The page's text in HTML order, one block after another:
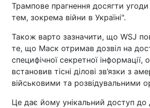
Трампове прагнення досягти
тем, зокрема війни в Україні".
Також варто зазначити, що WSJ
те, що Маск отримав дозвіл на
специфічної секретної інформації,
встановив тісні ділові зв’язки з
військовими та розвідувальними
Це дає йому унікальний доступ до